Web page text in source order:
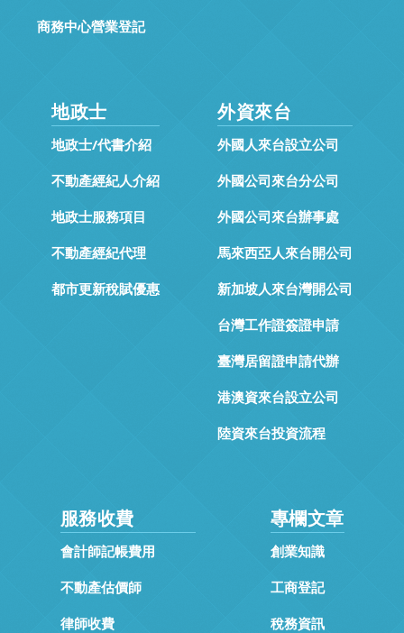
商務中心營業登記
地政士
地政士/代書介紹
不動產經紀人介紹
地政士服務項目
不動產經紀代理
都市更新稅賦優惠
外資來台
外國人來台設立公司
外國公司來台分公司
外國公司來台辦事處
馬來西亞人來台開公司
新加坡人來台灣開公司
台灣工作證簽證申請
臺灣居留證申請代辦
港澳資來台設立公司
陸資來台投資流程
服務收費
會計師記帳費用
不動產估價師
律師收費
專欄文章
創業知識
工商登記
稅務資訊